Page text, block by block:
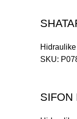
Hidraulike
SKU:
SIFON